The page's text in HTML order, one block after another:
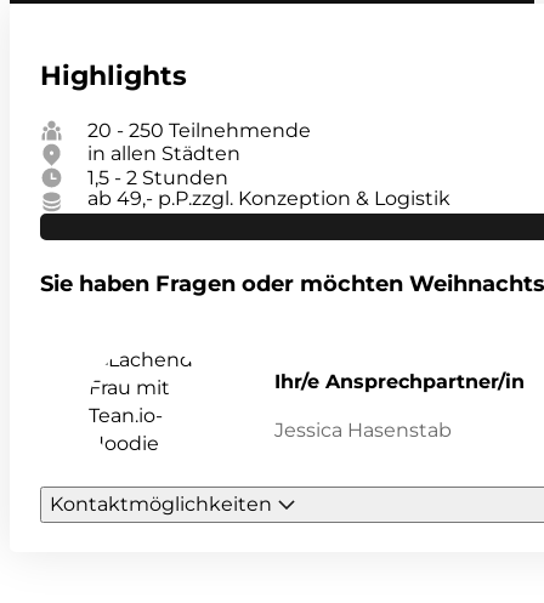
Highlights
20 - 250 Teilnehmende
in allen Städten
1,5 - 2 Stunden
ab 49,- p.P.zzgl. Konzeption & Logistik
Sie haben Fragen oder möchten
Ihr/e Ansprechpartner/in
Jessica Hasenstab
Kontaktmöglichkeiten